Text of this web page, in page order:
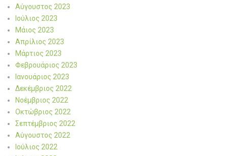
Αύγουστος 2023
Ιούλιος 2023
Μάιος 2023
Απρίλιος 2023
Μάρτιος 2023
Φεβρουάριος 2023
Ιανουάριος 2023
Δεκέμβριος 2022
Νοέμβριος 2022
Οκτώβριος 2022
Σεπτέμβριος 2022
Αύγουστος 2022
Ιούλιος 2022